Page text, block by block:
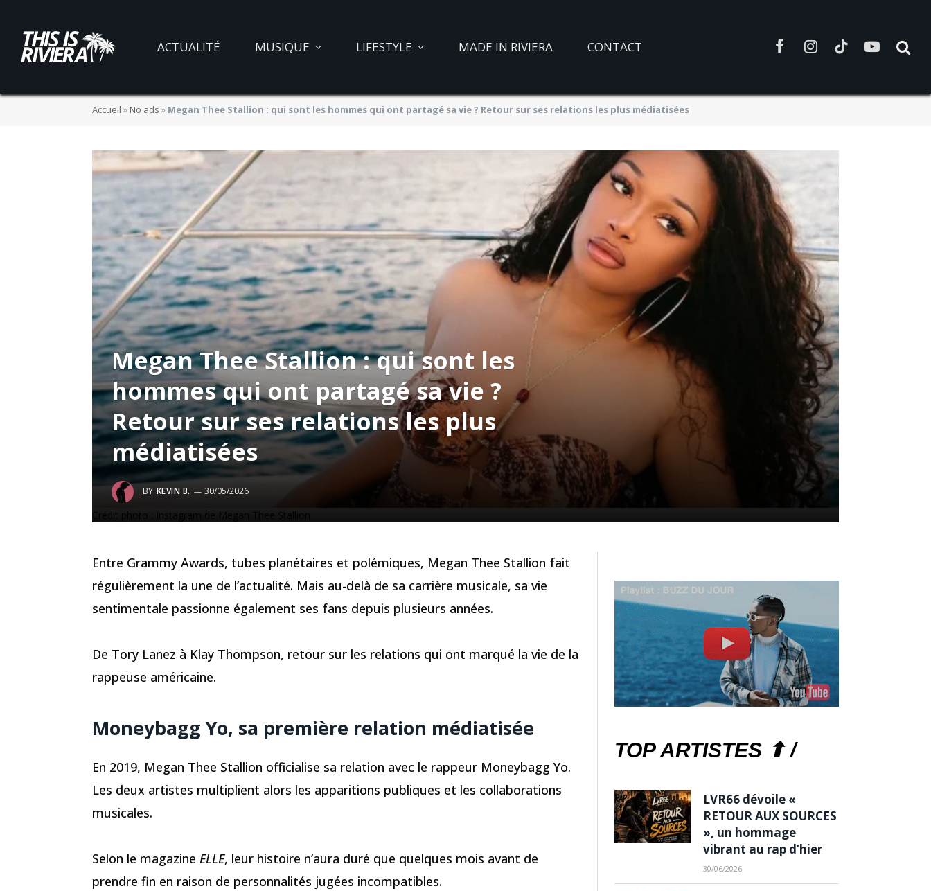
ACTUALITÉ MUSIQUE LIFESTYLE MADE IN RIVIERA CONTACT FacebookInstagramTikTokYouTube
Accueil » No ads » Megan Thee Stallion : qui sont les hommes qui ont partagé sa vie ? Retour sur ses relations les plus médiatisées
Crédit photo : Instagram de Megan Thee Stallion
Megan Thee Stallion : qui sont les
hommes qui ont partagé sa vie ?
Retour sur ses relations les plus
médiatisées
BY KEVIN B. 30/05/2026
Entre Grammy Awards, tubes planétaires et polémiques, Megan Thee Stallion fait
régulièrement la une de l’actualité. Mais au-delà de sa carrière musicale, sa vie
sentimentale passionne également ses fans depuis plusieurs années.
De Tory Lanez à Klay Thompson, retour sur les relations qui ont marqué la vie de la
rappeuse américaine.
Moneybagg Yo, sa première relation médiatisée
En 2019, Megan Thee Stallion officialise sa relation avec le rappeur Moneybagg Yo.
Les deux artistes multiplient alors les apparitions publiques et les collaborations
musicales.
Selon le magazine ELLE, leur histoire n’aura duré que quelques mois avant de
prendre fin en raison de personnalités jugées incompatibles.
TOP ARTISTES ⬆ /
LVR66 dévoile «
RETOUR AUX SOURCES
», un hommage
vibrant au rap d’hier
30/06/2026